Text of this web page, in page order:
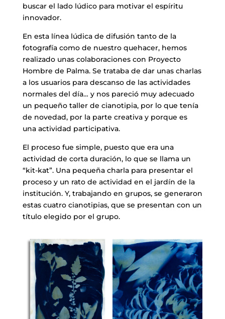
buscar el lado lúdico para motivar el espíritu
innovador.
En esta línea lúdica de difusión tanto de la
fotografía como de nuestro quehacer, hemos
realizado unas colaboraciones con Proyecto
Hombre de Palma. Se trataba de dar unas charlas
a los usuarios para descanso de las actividades
normales del día… y nos pareció muy adecuado
un pequeño taller de cianotipia, por lo que tenía
de novedad, por la parte creativa y porque es
una actividad participativa.
El proceso fue simple, puesto que era una
actividad de corta duración, lo que se llama un
“kit-kat”. Una pequeña charla para presentar el
proceso y un rato de actividad en el jardín de la
institución. Y, trabajando en grupos, se generaron
estas cuatro cianotipias, que se presentan con un
título elegido por el grupo.